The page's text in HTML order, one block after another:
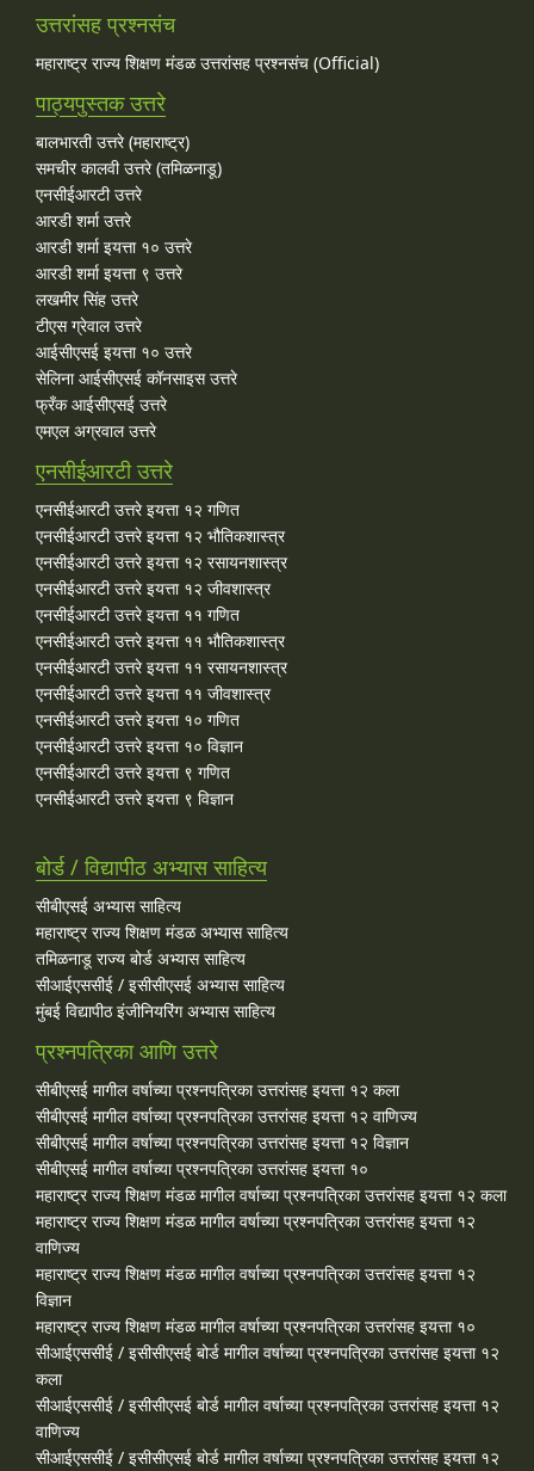
उत्तरांसह प्रश्नसंच
महाराष्ट्र राज्य शिक्षण मंडळ उत्तरांसह प्रश्नसंच (Official)
पाठ्यपुस्तक उत्तरे
बालभारती उत्तरे (महाराष्ट्र)
समचीर कालवी उत्तरे (तमिळनाडू)
एनसीईआरटी उत्तरे
आरडी शर्मा उत्तरे
आरडी शर्मा इयत्ता १० उत्तरे
आरडी शर्मा इयत्ता ९ उत्तरे
लखमीर सिंह उत्तरे
टीएस ग्रेवाल उत्तरे
आईसीएसई इयत्ता १० उत्तरे
सेलिना आईसीएसई कॉनसाइस उत्तरे
फ्रँक आईसीएसई उत्तरे
एमएल अग्रवाल उत्तरे
एनसीईआरटी उत्तरे
एनसीईआरटी उत्तरे इयत्ता १२ गणित
एनसीईआरटी उत्तरे इयत्ता १२ भौतिकशास्त्र
एनसीईआरटी उत्तरे इयत्ता १२ रसायनशास्त्र
एनसीईआरटी उत्तरे इयत्ता १२ जीवशास्त्र
एनसीईआरटी उत्तरे इयत्ता ११ गणित
एनसीईआरटी उत्तरे इयत्ता ११ भौतिकशास्त्र
एनसीईआरटी उत्तरे इयत्ता ११ रसायनशास्त्र
एनसीईआरटी उत्तरे इयत्ता ११ जीवशास्त्र
एनसीईआरटी उत्तरे इयत्ता १० गणित
एनसीईआरटी उत्तरे इयत्ता १० विज्ञान
एनसीईआरटी उत्तरे इयत्ता ९ गणित
एनसीईआरटी उत्तरे इयत्ता ९ विज्ञान
बोर्ड / विद्यापीठ अभ्यास साहित्य
सीबीएसई अभ्यास साहित्य
महाराष्ट्र राज्य शिक्षण मंडळ अभ्यास साहित्य
तमिळनाडू राज्य बोर्ड अभ्यास साहित्य
सीआईएससीई / इसीसीएसई अभ्यास साहित्य
मुंबई विद्यापीठ इंजीनियरिंग अभ्यास साहित्य
प्रश्नपत्रिका आणि उत्तरे
सीबीएसई मागील वर्षाच्या प्रश्‍नपत्रिका उत्तरांसह इयत्ता १२ कला
सीबीएसई मागील वर्षाच्या प्रश्‍नपत्रिका उत्तरांसह इयत्ता १२ वाणिज्य
सीबीएसई मागील वर्षाच्या प्रश्‍नपत्रिका उत्तरांसह इयत्ता १२ विज्ञान
सीबीएसई मागील वर्षाच्या प्रश्‍नपत्रिका उत्तरांसह इयत्ता १०
महाराष्ट्र राज्य शिक्षण मंडळ मागील वर्षाच्या प्रश्‍नपत्रिका उत्तरांसह इयत्ता १२ कला
महाराष्ट्र राज्य शिक्षण मंडळ मागील वर्षाच्या प्रश्‍नपत्रिका उत्तरांसह इयत्ता १२
वाणिज्य
महाराष्ट्र राज्य शिक्षण मंडळ मागील वर्षाच्या प्रश्‍नपत्रिका उत्तरांसह इयत्ता १२
विज्ञान
महाराष्ट्र राज्य शिक्षण मंडळ मागील वर्षाच्या प्रश्‍नपत्रिका उत्तरांसह इयत्ता १०
सीआईएससीई / इसीसीएसई बोर्ड मागील वर्षाच्या प्रश्‍नपत्रिका उत्तरांसह इयत्ता १२
कला
सीआईएससीई / इसीसीएसई बोर्ड मागील वर्षाच्या प्रश्‍नपत्रिका उत्तरांसह इयत्ता १२
वाणिज्य
सीआईएससीई / इसीसीएसई बोर्ड मागील वर्षाच्या प्रश्‍नपत्रिका उत्तरांसह इयत्ता १२